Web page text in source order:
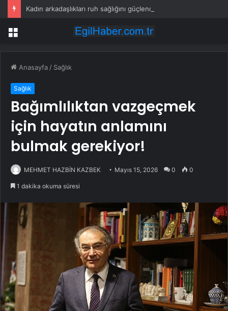
Kadın arkadaşlıkları ruh sağlığını güçlendiriyor
Menü
Anasayfa / Sağlık
Sağlık
Bağımlılıktan vazgeçmek
için hayatın anlamını
bulmak gerekiyor!
MEHMET HAZBİN KAZBEK Mayıs 15, 2026 0 0
1 dakika okuma süresi